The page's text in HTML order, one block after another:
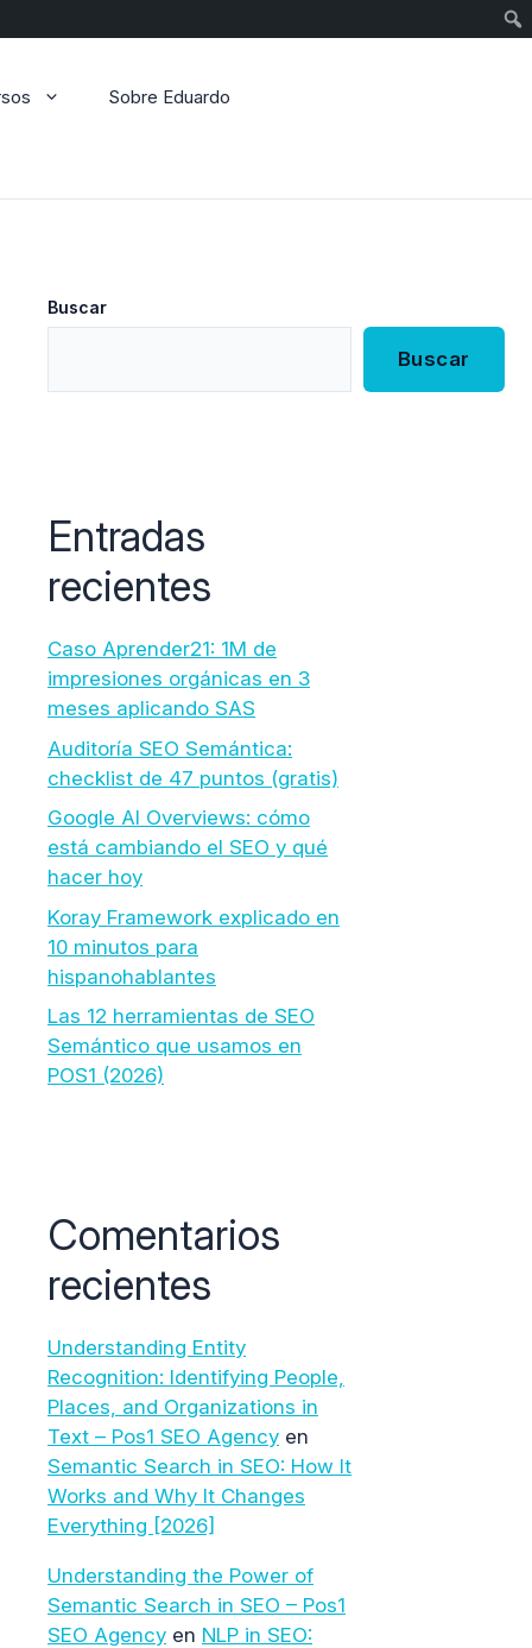
Sobre Eduardo
Buscar
Buscar
Entradas
recientes
Caso Aprender21: 1M de
impresiones orgánicas en 3
meses aplicando SAS
Auditoría SEO Semántica:
checklist de 47 puntos (gratis)
Google AI Overviews: cómo
está cambiando el SEO y qué
hacer hoy
Koray Framework explicado en
10 minutos para
hispanohablantes
Las 12 herramientas de SEO
Semántico que usamos en
POS1 (2026)
Comentarios
recientes
Understanding Entity
Recognition: Identifying People,
Places, and Organizations in
Text – Pos1 SEO Agency en
Semantic Search in SEO: How It
Works and Why It Changes
Everything [2026]
Understanding the Power of
Semantic Search in SEO – Pos1
SEO Agency en NLP in SEO: